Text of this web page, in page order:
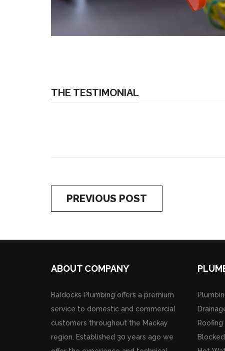
THE TESTIMONIAL
PREVIOUS POST
ABOUT COMPANY
Baldocks Plumbing offers a premium
service to domestic and commercial
customers throughout the Mackay
region. Established 30 years ago we
Roofing